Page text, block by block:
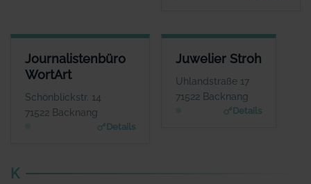
Journalistenbüro
WortArt
Schönblickstr. 14
71522 Backnang
Details
JOURNALISTENBÜRO WORTART
Frau Birgit Schneider
www.wortart-texte.de
Juwelier Stroh
Uhlandstraße 17
71522 Backnang
Details
JUWELIER STROH
Herr Götz Stroh
www.juwelier-stroh.de
K